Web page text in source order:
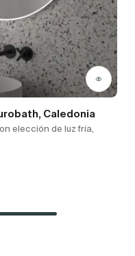
Caledonia
elección de luz fría,